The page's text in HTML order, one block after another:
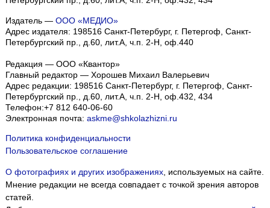
Издатель — ООО «МЕДИО»
Адрес издателя: 198516 Санкт-Петербург, г. Петергоф, Санкт-
Петербургский пр., д.60, лит.А, ч.п. 2-Н, оф.440
Редакция — ООО «Квантор»
Главный редактор — Хорошев Михаил Валерьевич
Адрес редакции: 198516 Санкт-Петербург, г. Петергоф Санкт-
Петербургский пр., д.60, лит.А, ч.п. 2-Н, оф.432, 434
Телефон:+7 812 640-06-60
Электронная почта: askme@shkolazhizni.ru
Политика конфиденциальности
Пользовательское соглашение
О фотографиях и других изображениях, используемых на сайте.
Мнение редакции не всегда совпадает с точкой зрения авторов
статей.